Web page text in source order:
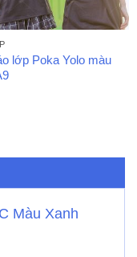
lớp Poka Yolo màu
Màu Xanh